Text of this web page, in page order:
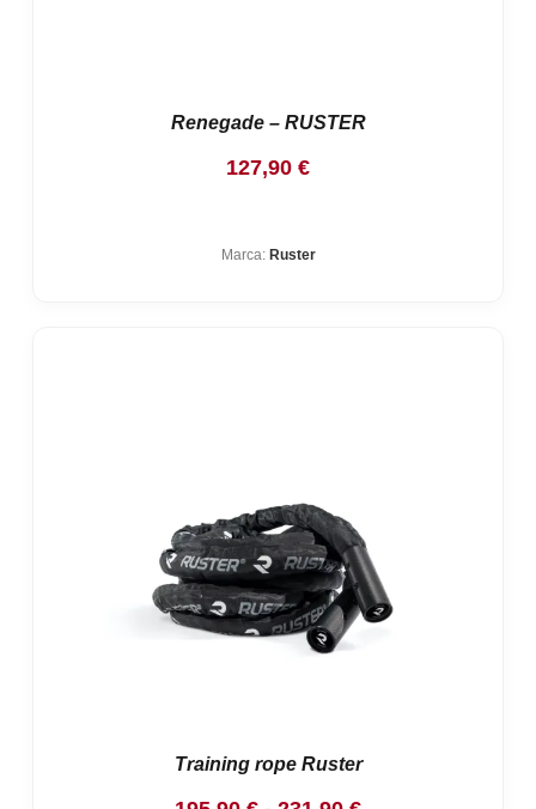
Renegade – RUSTER
127,90 €
Marca: Ruster
Training rope Ruster